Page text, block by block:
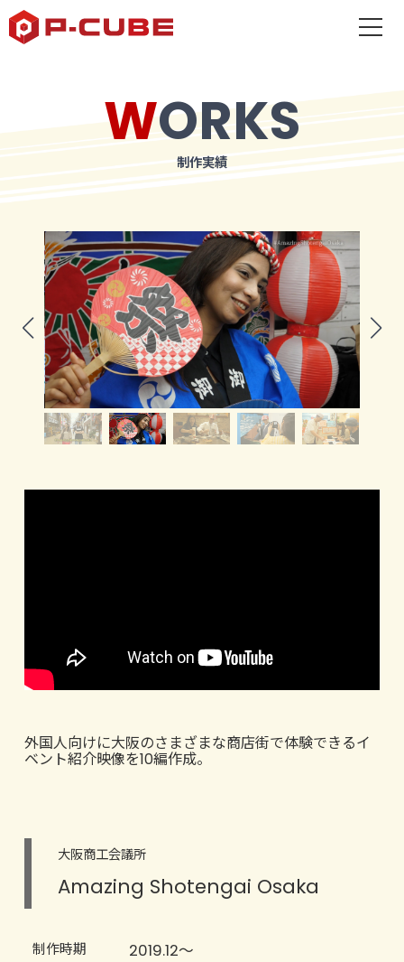
WORKS
制作実績
外国人向けに大阪のさまざまな商店街で体験できるイ
ベント紹介映像を10編作成。
大阪商工会議所
Amazing Shotengai Osaka
制作時期 2019.12～